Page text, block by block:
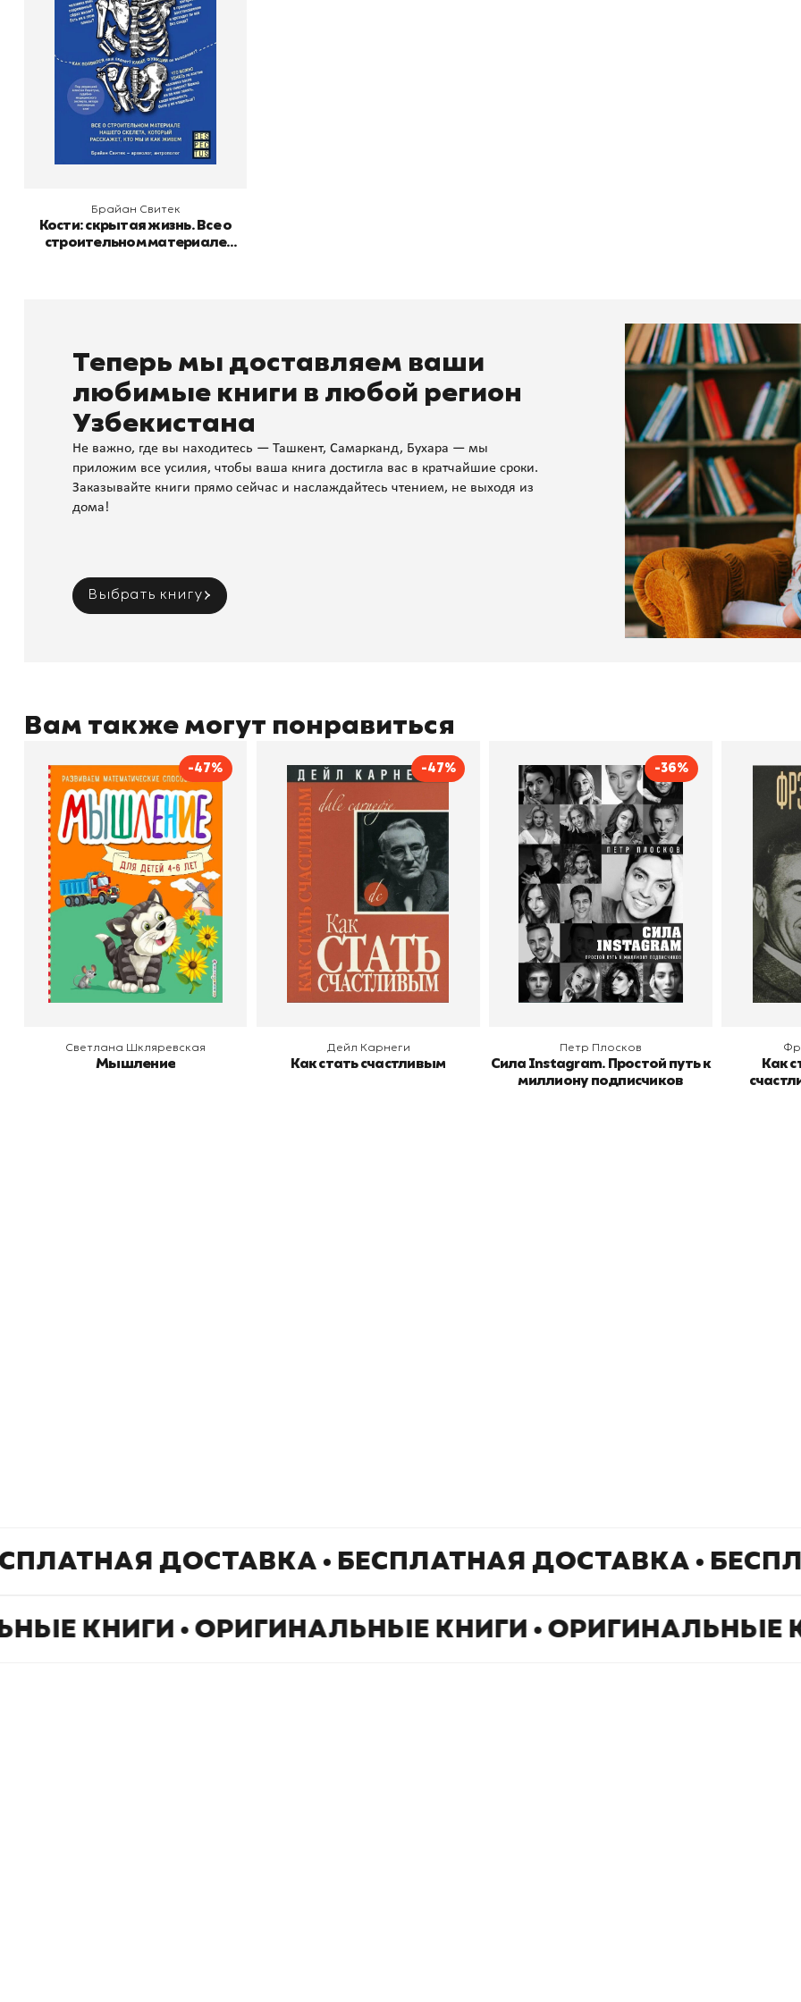
скелета, который
расскажет, кто мы и как
живем
Издательство
Бомбора
В корзину
Брайан Свитек
Кости: скрытая жизнь. Все о
строительном материале
Теперь мы доставляем ваши
любимые книги в любой регион
Узбекистана
Не важно, где вы находитесь — Ташкент, Самарканд, Бухара — мы
приложим все усилия, чтобы ваша книга достигла вас в кратчайшие сроки.
Заказывайте книги прямо сейчас и наслаждайтесь чтением, не выходя из
дома!
Выбрать книгу
Вам также могут понравиться
-47%
Мышление
Автор
Светлана Шкляревская
Издательство
Эксмодетство
В корзину
Светлана Шкляревская
Мышление
-47%
Как стать счастливым
Автор
Дейл Карнеги
Издательство
Попурри, Минск
В корзину
Дейл Карнеги
Как стать счастливым
-36%
Сила Instagram. Простой
путь к миллиону
подписчиков
Автор
Петр Плосков
Издательство
Бомбора
В корзину
Петр Плосков
Сила Instagram. Простой путь к
миллиону подписчиков
Как
В
Как
ДОСТАВКА • БЕСПЛАТНАЯ ДОСТАВКА •
КНИГИ • ОРИГИНАЛЬНЫЕ КНИГИ • ОРИГИНАЛЬНЫЕ
Book Hunter © 2026